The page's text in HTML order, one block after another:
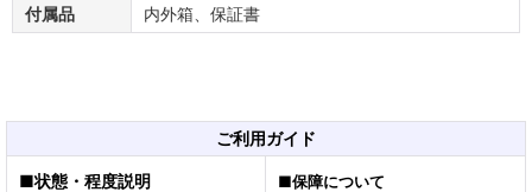
付属品
内外箱、保証書
ご利用ガイド
■状態・程度説明 ■保障について